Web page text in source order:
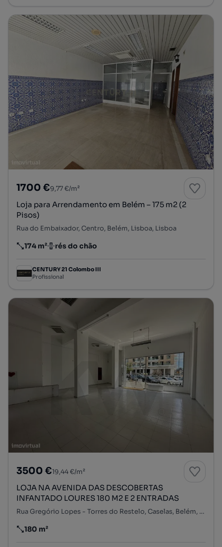
1700 €9,77 €/m²
Loja para Arrendamento em Belém – 175 m2 (2
Pisos)
Rua do Embaixador, Centro, Belém, Lisboa, Lisboa
Preço por metro quadrado
174 m²
Andar rés do chão
CENTURY 21 Colombo III
Profissional
3500 €19,44 €/m²
LOJA NA AVENIDA DAS DESCOBERTAS
INFANTADO LOURES 180 M2 E 2 ENTRADAS
Rua Gregório Lopes - Torres do Restelo, Caselas, Belém, Lisboa, Lisboa
Preço por metro quadrado
180 m²